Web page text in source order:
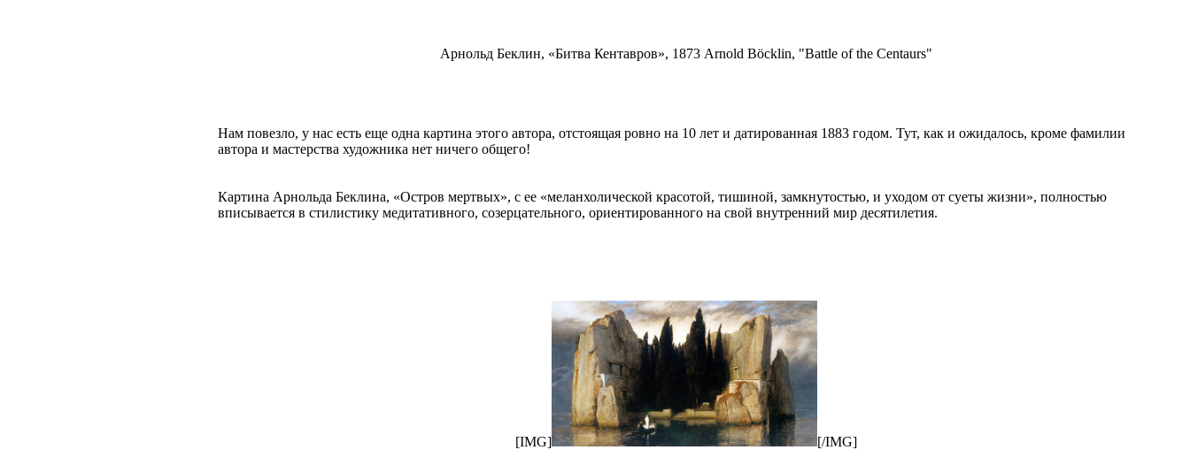
Арнольд Беклин, «Битва Кентавров», 1873 Arnold Böcklin, "Battle of the Centaurs"
Нам повезло, у нас есть еще одна картина этого автора, отстоящая ровно на 10 лет и датированная 1883 годом. Тут, как и ожидалось, кроме фамилии
автора и мастерства художника нет ничего общего!
Картина Арнольда Беклина, «Остров мертвых», с ее «меланхолической красотой, тишиной, замкнутостью, и уходом от суеты жизни», полностью
вписывается в стилистику медитативного, созерцательного, ориентированного на свой внутренний мир десятилетия.
[IMG] [/IMG]